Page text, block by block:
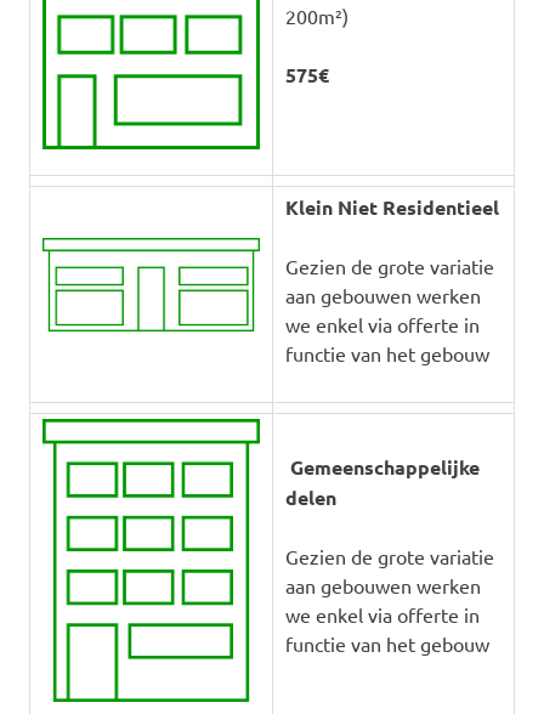
200m²)
575€
Klein Niet Residentieel
Gezien de grote variatie
aan gebouwen werken
we enkel via offerte in
functie van het gebouw
Gemeenschappelijke
delen
Gezien de grote variatie
aan gebouwen werken
we enkel via offerte in
functie van het gebouw